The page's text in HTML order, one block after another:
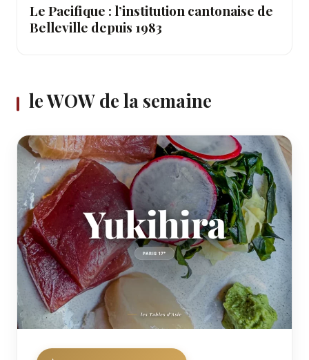
Le Pacifique : l’institution cantonaise de
Belleville depuis 1983
le WOW de la semaine